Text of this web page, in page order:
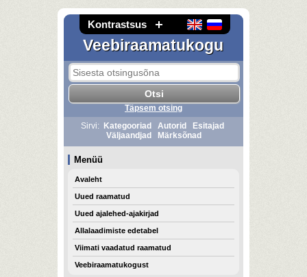
Kontrastsus
Veebiraamatukogu
Täpsem otsing
Sirvi:
Kategooriad Autorid
Esitajad
Väljaandjad
Märksõnad
Menüü
Avaleht
Uued raamatud
Uued ajalehed-ajakirjad
Allalaadimiste edetabel
Viimati vaadatud raamatud
Veebiraamatukogust